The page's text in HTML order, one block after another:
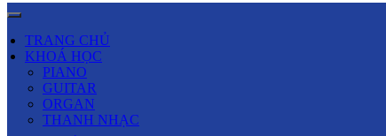
TRANG CHỦ
KHOÁ HỌC
PIANO
GUITAR
ORGAN
THANH NHẠC